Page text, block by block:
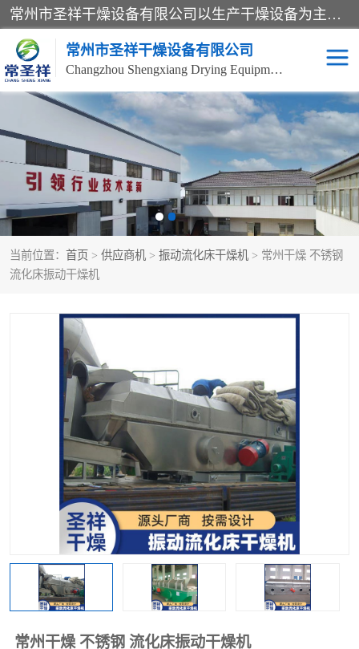
常州市圣祥干燥设备有限公司以生产干燥设备为主导产品，提供：干燥设备、干燥机、混合机、气流干燥机、烘箱、热风循环烘箱、沸腾干燥机、烘干机、喷雾干燥机等产品的生产、制造与销售服务。
常州市圣祥干燥设备有限公司
Changzhou Shengxiang Drying Equipment Co. , Ltd.
当前位置： 首页 > 供应商机 > 振动流化床干燥机 > 常州干燥 不锈钢
流化床振动干燥机
常州干燥 不锈钢 流化床振动干燥机
单锥真空干燥机 双锥真空干燥机
气流干燥机 滚筒刮板干燥机
干燥机 闪蒸干燥机
桨叶干燥机 高速混合机
粗粉碎机
单锥螺带真空干燥机 沸腾干燥机
方形圆形真空干燥机 真空耙式干燥机
热风循环烘箱 喷雾干燥机
振动流化床干燥机 盘式干燥机